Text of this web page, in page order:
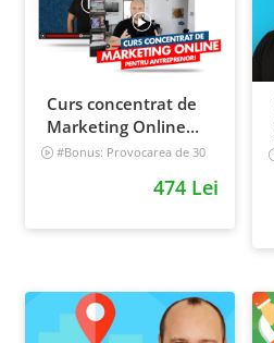
Curs concentrat de
Marketing Online
pentru antreprenori
#Bonus: Provocarea de 30
474 Lei